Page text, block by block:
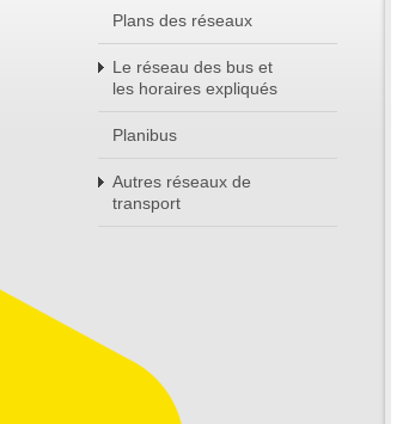
Plans des réseaux
Le réseau des bus et
les horaires expliqués
Planibus
Autres réseaux de
transport